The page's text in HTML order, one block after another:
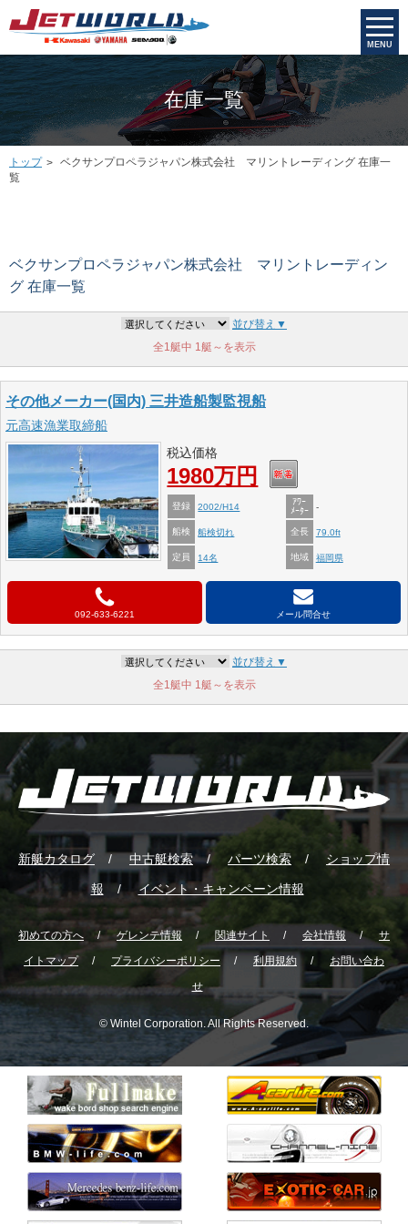
MENU
在庫一覧
トップ
ベクサンプロペラジャパン株式会社 マリントレーディング 在庫一
覧
ベクサンプロペラジャパン株式会社 マリントレーディン
グ 在庫一覧
並び替え▼
全1艇中 1艇～を表示
その他メーカー(国内) 三井造船製監視船
元高速漁業取締船
税込価格
1980万円
登録 2002/H14
ｱﾜｰ
ﾒｰﾀｰ
-
船検 船検切れ 全長 79.0ft
定員 14名 地域 福岡県
092-633-6221 メール問合せ
並び替え▼
全1艇中 1艇～を表示
新艇カタログ 中古艇検索 パーツ検索 ショップ情
報 イベント・キャンペーン情報
初めての方へ ゲレンテ情報 関連サイト 会社情報
サ
イトマップ
プライバシーポリシー 利用規約
お問い合わ
せ
© Wintel Corporation. All Rights Reserved.